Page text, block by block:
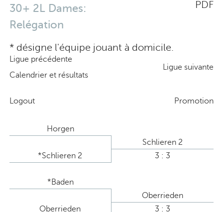
30+ 2L Dames:
Relégation
PDF
* désigne l'équipe jouant à domicile.
Ligue précédente
Calendrier et résultats
Ligue suivante
Logout Promotion
Horgen
Schlieren 2
*Schlieren 2
3 : 3
*Baden
Oberrieden
Oberrieden
3 : 3